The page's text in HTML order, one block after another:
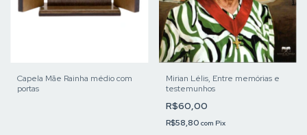
Capela Mãe Rainha médio com
portas
Mirian Lélis, Entre memórias e
testemunhos
R$60,00
R$58,80 com Pix